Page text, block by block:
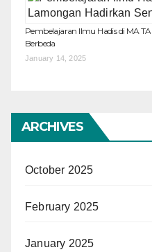
Pembelajaran Ilmu Hadis di MA
Berbeda
January 14, 2025
ARCHIVES
October 2025
February 2025
January 2025